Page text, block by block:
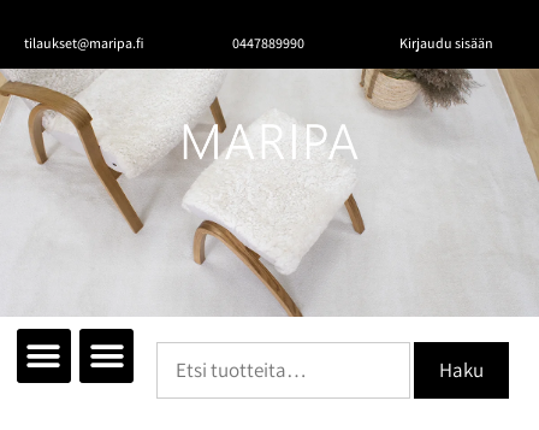
tilaukset@maripa.fi 0447889990 Kirjaudu sisään
Haku